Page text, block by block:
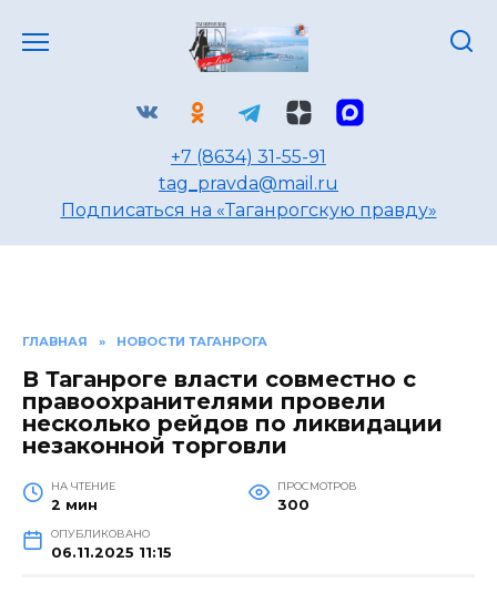
+7 (8634) 31-55-91
tag_pravda@mail.ru
Подписаться на «Таганрогскую правду»
ГЛАВНАЯ » НОВОСТИ ТАГАНРОГА
В Таганроге власти совместно с
правоохранителями провели
несколько рейдов по ликвидации
незаконной торговли
НА ЧТЕНИЕ
2 мин
ПРОСМОТРОВ
300
ОПУБЛИКОВАНО
06.11.2025 11:15